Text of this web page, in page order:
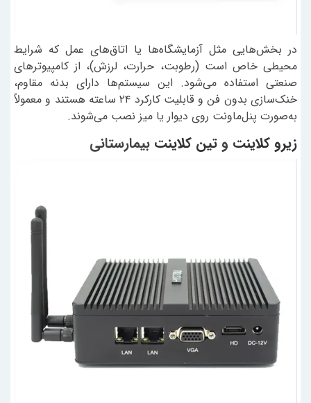
در بخش‌هایی مثل آزمایشگاه‌ها یا اتاق‌های عمل که شرایط
محیطی خاص است (رطوبت، حرارت، لرزش)، از کامپیوترهای
صنعتی استفاده می‌شود. این سیستم‌ها دارای بدنه مقاوم،
خنک‌سازی بدون فن و قابلیت کارکرد ۲۴ ساعته هستند و معمولاً
به‌صورت پنل‌ماونت روی دیوار یا میز نصب می‌شوند.
زیرو کلاینت و تین‌ کلاینت بیمارستانی